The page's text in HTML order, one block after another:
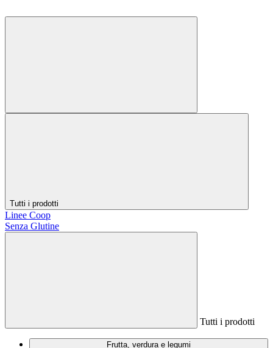
Tutti i prodotti
Linee Coop
Senza Glutine
Tutti i prodotti
Frutta, verdura e legumi